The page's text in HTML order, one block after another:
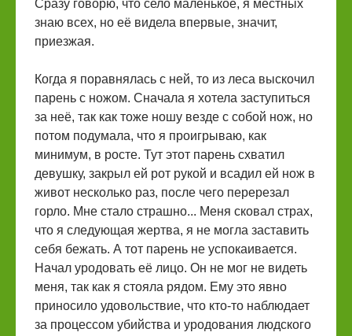
Сразу говорю, что село маленькое, я местных
знаю всех, но её видела впервые, значит,
приезжая.
Когда я поравнялась с ней, то из леса выскочил
парень с ножом. Сначала я хотела заступиться
за неё, так как тоже ношу везде с собой нож, но
потом подумала, что я проигрываю, как
минимум, в росте. Тут этот парень схватил
девушку, закрыл ей рот рукой и всадил ей нож в
живот несколько раз, после чего перерезал
горло. Мне стало страшно... Меня сковал страх,
что я следующая жертва, я не могла заставить
себя бежать. А тот парень не успокаивается.
Начал уродовать её лицо. Он не мог не видеть
меня, так как я стояла рядом. Ему это явно
приносило удовольствие, что кто-то наблюдает
за процессом убийства и уродования людского